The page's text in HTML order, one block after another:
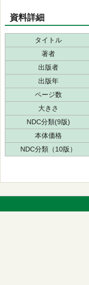
資料詳細
タイトル
著者
出版者
出版年
ページ数
大きさ
NDC分類(9版)
本体価格
NDC分類（10版）